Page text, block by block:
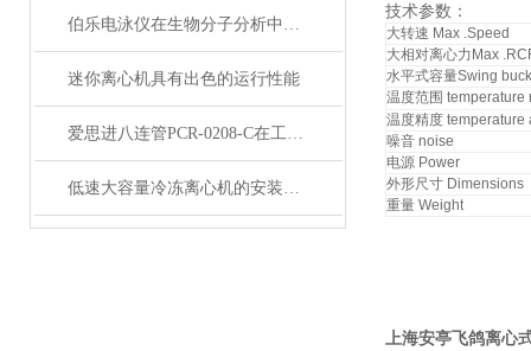
伯乐电泳仪在生物分子分析中的关键作用
迷你离心机具有出色的运行性能
爱思进八连管PCR-0208-C在工业自动化中的应用与优势概述
低速大容量冷冻离心机的安装与维护建议
技术参数：
大转速 Max .Speed
大相对离心力 Max
水平式容量Swing
温度范围 temperature
温度精度 temperature
噪音 noise
电源 Power
外形尺寸 Dimensions
重量 Weight
上海安亭飞鸽离心